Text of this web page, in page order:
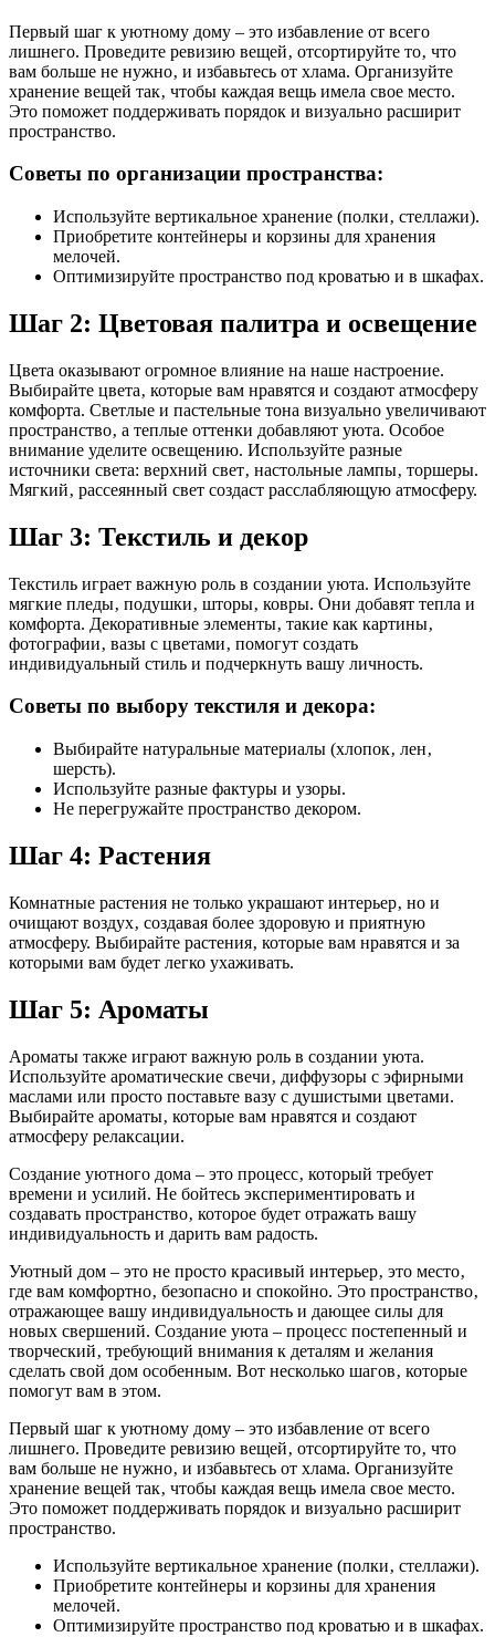
Первый шаг к уютному дому – это избавление от всего
лишнего. Проведите ревизию вещей‚ отсортируйте то‚ что
вам больше не нужно‚ и избавьтесь от хлама. Организуйте
хранение вещей так‚ чтобы каждая вещь имела свое место.
Это поможет поддерживать порядок и визуально расширит
пространство.
Советы по организации пространства:
Используйте вертикальное хранение (полки‚ стеллажи).
Приобретите контейнеры и корзины для хранения
мелочей.
Оптимизируйте пространство под кроватью и в шкафах.
Шаг 2: Цветовая палитра и освещение
Цвета оказывают огромное влияние на наше настроение.
Выбирайте цвета‚ которые вам нравятся и создают атмосферу
комфорта. Светлые и пастельные тона визуально увеличивают
пространство‚ а теплые оттенки добавляют уюта. Особое
внимание уделите освещению. Используйте разные
источники света: верхний свет‚ настольные лампы‚ торшеры.
Мягкий‚ рассеянный свет создаст расслабляющую атмосферу.
Шаг 3: Текстиль и декор
Текстиль играет важную роль в создании уюта. Используйте
мягкие пледы‚ подушки‚ шторы‚ ковры. Они добавят тепла и
комфорта. Декоративные элементы‚ такие как картины‚
фотографии‚ вазы с цветами‚ помогут создать
индивидуальный стиль и подчеркнуть вашу личность.
Советы по выбору текстиля и декора:
Выбирайте натуральные материалы (хлопок‚ лен‚
шерсть).
Используйте разные фактуры и узоры.
Не перегружайте пространство декором.
Шаг 4: Растения
Комнатные растения не только украшают интерьер‚ но и
очищают воздух‚ создавая более здоровую и приятную
атмосферу. Выбирайте растения‚ которые вам нравятся и за
которыми вам будет легко ухаживать.
Шаг 5: Ароматы
Ароматы также играют важную роль в создании уюта.
Используйте ароматические свечи‚ диффузоры с эфирными
маслами или просто поставьте вазу с душистыми цветами.
Выбирайте ароматы‚ которые вам нравятся и создают
атмосферу релаксации.
Создание уютного дома – это процесс‚ который требует
времени и усилий. Не бойтесь экспериментировать и
создавать пространство‚ которое будет отражать вашу
индивидуальность и дарить вам радость.
Уютный дом – это не просто красивый интерьер‚ это место‚
где вам комфортно‚ безопасно и спокойно. Это пространство‚
отражающее вашу индивидуальность и дающее силы для
новых свершений. Создание уюта – процесс постепенный и
творческий‚ требующий внимания к деталям и желания
сделать свой дом особенным. Вот несколько шагов‚ которые
помогут вам в этом.
Первый шаг к уютному дому – это избавление от всего
лишнего. Проведите ревизию вещей‚ отсортируйте то‚ что
вам больше не нужно‚ и избавьтесь от хлама. Организуйте
хранение вещей так‚ чтобы каждая вещь имела свое место.
Это поможет поддерживать порядок и визуально расширит
пространство.
Используйте вертикальное хранение (полки‚ стеллажи).
Приобретите контейнеры и корзины для хранения
мелочей.
Оптимизируйте пространство под кроватью и в шкафах.